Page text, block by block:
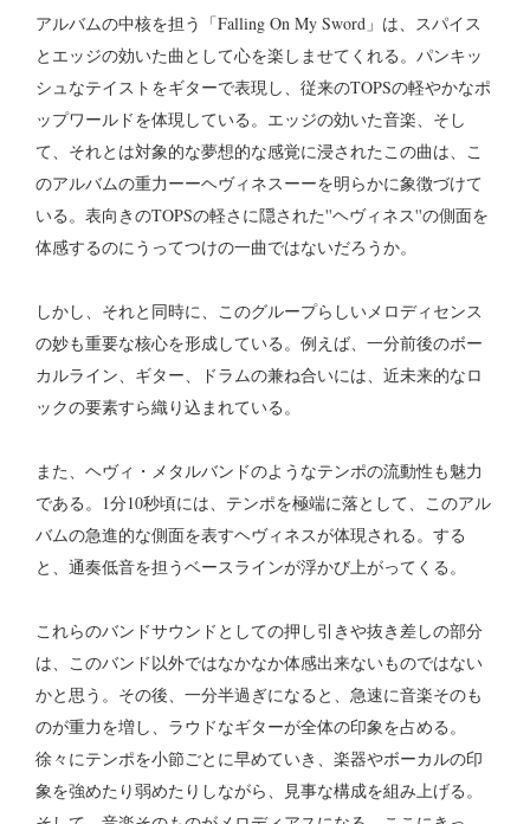
アルバムの中核を担う「Falling On My Sword」は、スパイス
とエッジの効いた曲として心を楽しませてくれる。パンキッ
シュなテイストをギターで表現し、従来のTOPSの軽やかなポ
ップワールドを体現している。エッジの効いた音楽、そし
て、それとは対象的な夢想的な感覚に浸されたこの曲は、こ
のアルバムの重力ーーヘヴィネスーーを明らかに象徴づけて
いる。表向きのTOPSの軽さに隠された''ヘヴィネス''の側面を
体感するのにうってつけの一曲ではないだろうか。
しかし、それと同時に、このグループらしいメロディセンス
の妙も重要な核心を形成している。例えば、一分前後のボー
カルライン、ギター、ドラムの兼ね合いには、近未来的なロ
ックの要素すら織り込まれている。
また、ヘヴィ・メタルバンドのようなテンポの流動性も魅力
である。1分10秒頃には、テンポを極端に落として、このアル
バムの急進的な側面を表すヘヴィネスが体現される。する
と、通奏低音を担うベースラインが浮かび上がってくる。
これらのバンドサウンドとしての押し引きや抜き差しの部分
は、このバンド以外ではなかなか体感出来ないものではない
かと思う。その後、一分半過ぎになると、急速に音楽そのも
のが重力を増し、ラウドなギターが全体の印象を占める。
徐々にテンポを小節ごとに早めていき、楽器やボーカルの印
象を強めたり弱めたりしながら、見事な構成を組み上げる。